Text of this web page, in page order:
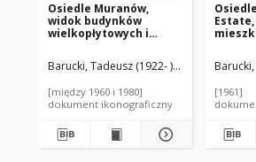
Osiedle Muranów,
widok budynków
wielkopłytowych i
Warszawa
Barucki, Tadeusz (1922- ). Fotograf
[między 1960 i 1980]
dokument ikonograficzny
widok
[1961]